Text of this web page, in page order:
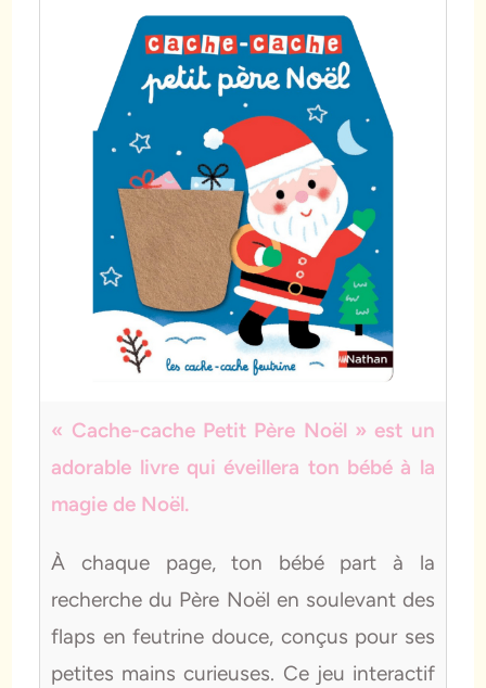
« Cache-cache Petit Père Noël » est un
adorable livre qui éveillera ton bébé à la
magie de Noël.
À chaque page, ton bébé part à la
recherche du Père Noël en soulevant des
flaps en feutrine douce, conçus pour ses
petites mains curieuses. Ce jeu interactif